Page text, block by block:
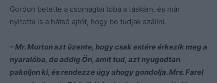
Gordon betette a csomagtartóba a táskám, és már
nyitotta is a hátsó ajtót, hogy be tudjak szállni.
– Mr. Morton azt üzente, hogy csak estére érkezik meg a
nyaralóba, de addig Ön, amit tud, azt nyugodtan
pakoljon ki, és rendezze úgy ahogy gondolja. Mrs. Farel